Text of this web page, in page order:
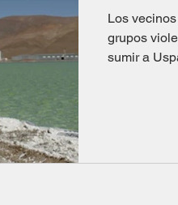
Los
grupos
sumir a